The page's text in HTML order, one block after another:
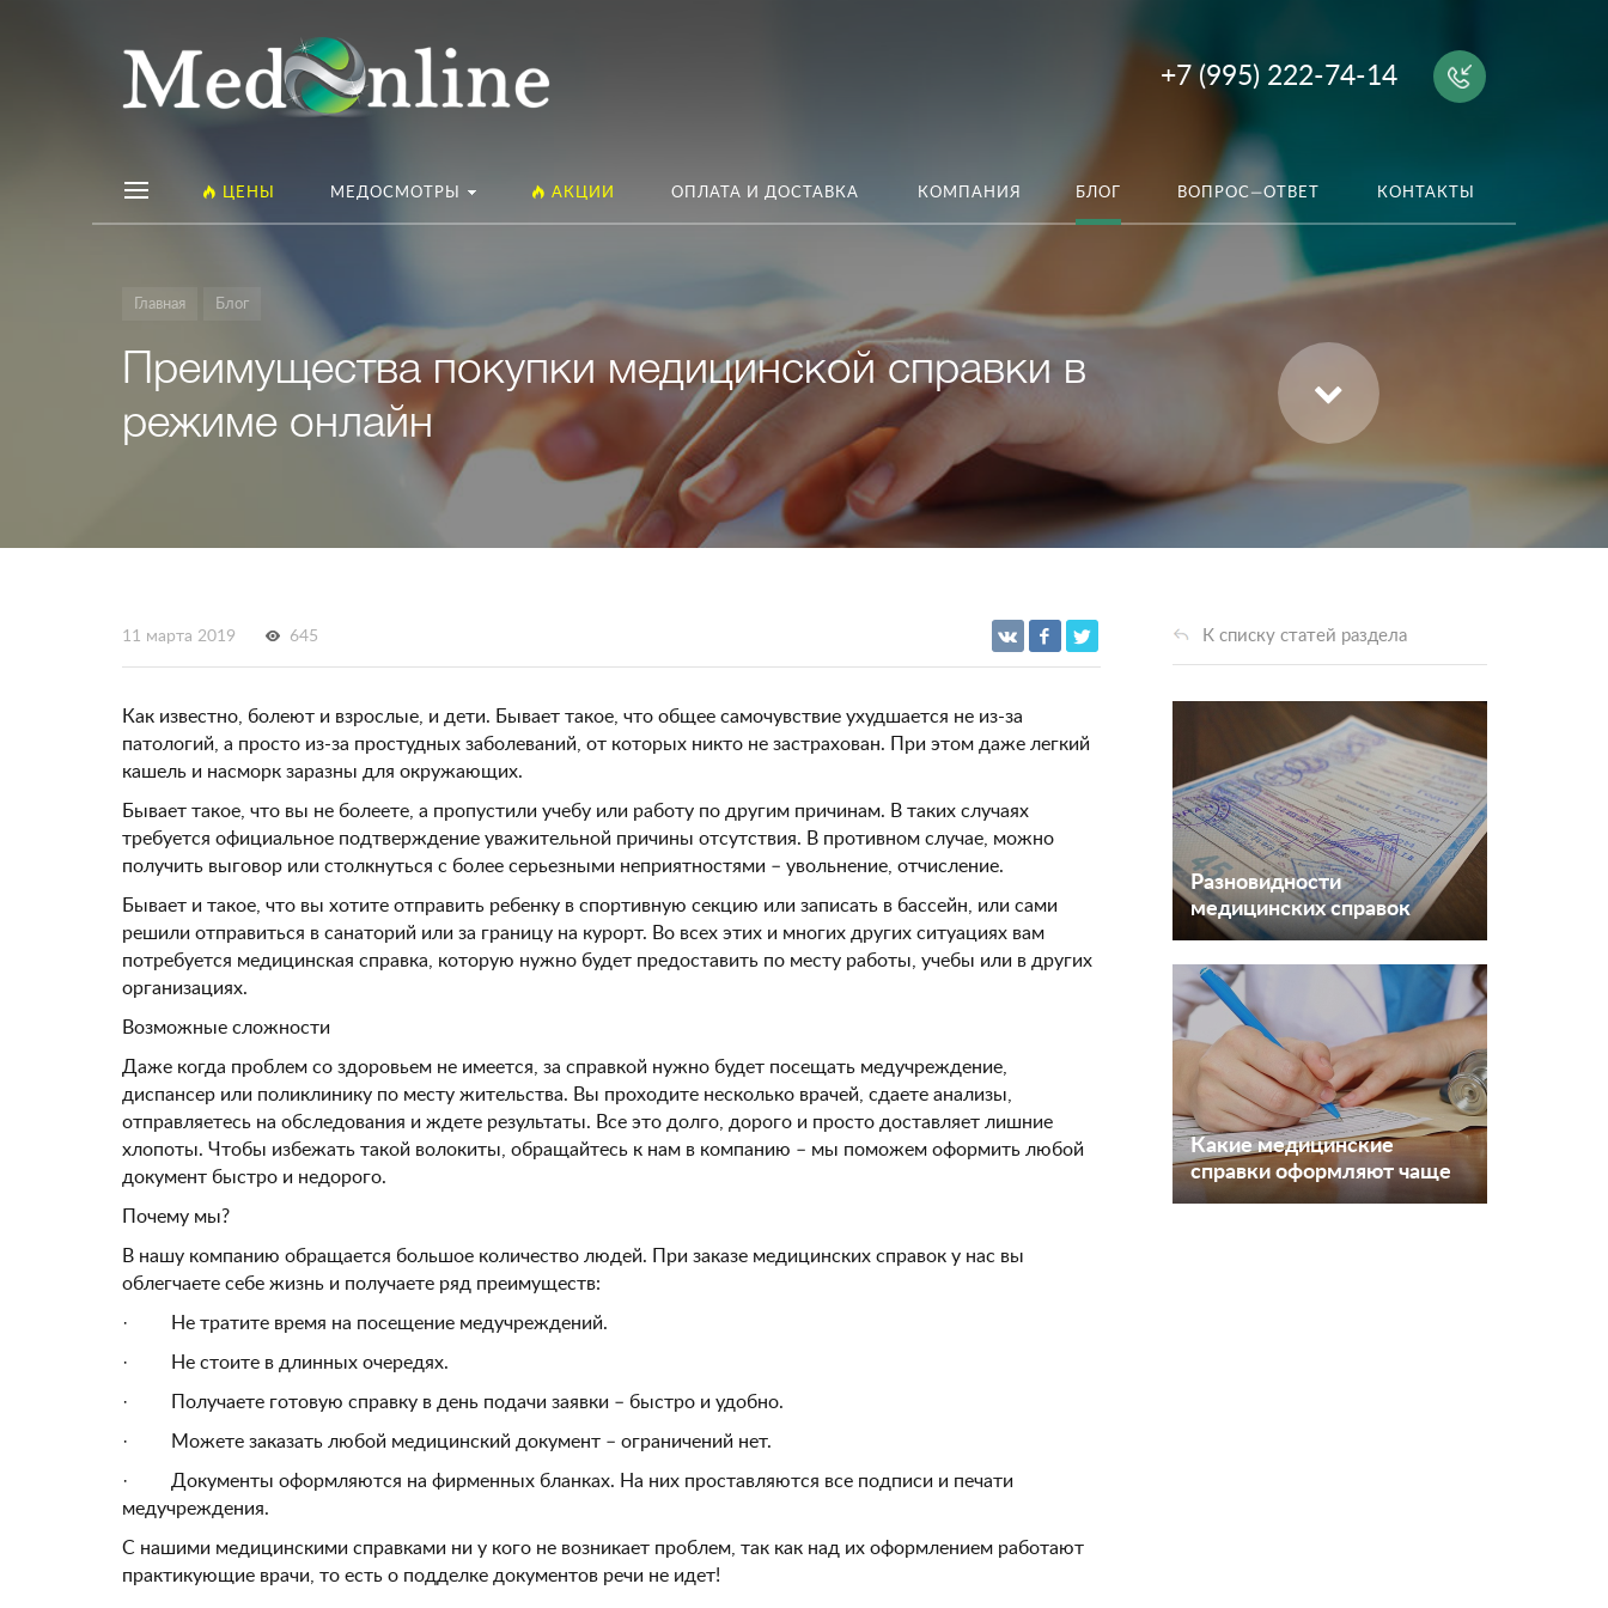
+7 (995) 222-74-14
ЦЕНЫ МЕДОСМОТРЫ АКЦИИ ОПЛАТА И ДОСТАВКА КОМПАНИЯ БЛОГ ВОПРОС—ОТВЕТ КОНТАКТЫ
Главная Блог
Преимущества покупки медицинской справки в
режиме онлайн
К списку статей раздела
Разновидности
медицинских справок
Какие медицинские
справки оформляют чаще
всего?
11 марта 2019 645
Как известно, болеют и взрослые, и дети. Бывает такое, что общее самочувствие ухудшается не из-за
патологий, а просто из-за простудных заболеваний, от которых никто не застрахован. При этом даже легкий
кашель и насморк заразны для окружающих.
Бывает такое, что вы не болеете, а пропустили учебу или работу по другим причинам. В таких случаях
требуется официальное подтверждение уважительной причины отсутствия. В противном случае, можно
получить выговор или столкнуться с более серьезными неприятностями – увольнение, отчисление.
Бывает и такое, что вы хотите отправить ребенку в спортивную секцию или записать в бассейн, или сами
решили отправиться в санаторий или за границу на курорт. Во всех этих и многих других ситуациях вам
потребуется медицинская справка, которую нужно будет предоставить по месту работы, учебы или в других
организациях.
Возможные сложности
Даже когда проблем со здоровьем не имеется, за справкой нужно будет посещать медучреждение,
диспансер или поликлинику по месту жительства. Вы проходите несколько врачей, сдаете анализы,
отправляетесь на обследования и ждете результаты. Все это долго, дорого и просто доставляет лишние
хлопоты. Чтобы избежать такой волокиты, обращайтесь к нам в компанию – мы поможем оформить любой
документ быстро и недорого.
Почему мы?
В нашу компанию обращается большое количество людей. При заказе медицинских справок у нас вы
облегчаете себе жизнь и получаете ряд преимуществ:
· Не тратите время на посещение медучреждений.
· Не стоите в длинных очередях.
· Получаете готовую справку в день подачи заявки – быстро и удобно.
· Можете заказать любой медицинский документ – ограничений нет.
· Документы оформляются на фирменных бланках. На них проставляются все подписи и печати
медучреждения.
С нашими медицинскими справками ни у кого не возникает проблем, так как над их оформлением работают
практикующие врачи, то есть о подделке документов речи не идет!